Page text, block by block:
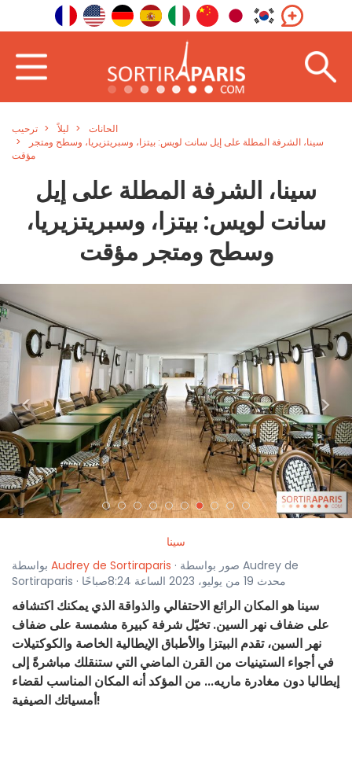
ترحيب ليلاً
الحانات
سينا، الشرفة المطلة على إيل سانت لويس: بيتزا، وسبريتزيريا، وسطح ومتجر
مؤقت
سينا، الشرفة المطلة على إيل
سانت لويس: بيتزا، وسبريتزيريا،
وسطح ومتجر مؤقت
< >
سينا
Audrey de Sortiraparis · صور بواسطة Audrey de
Sortiraparis · محدث 19 من يوليو، 2023 الساعة 8:24صباحًا
سينا هو المكان الرائع الاحتفالي والذواقة الذي يمكنك اكتشافه
على ضفاف نهر السين. تخيّل شرفة كبيرة مشمسة على ضفاف
نهر السين، تقدم البيتزا والأطباق الإيطالية الخاصة والكوكتيلات
في أجواء الستينيات من القرن الماضي التي ستنقلك مباشرةً إلى
إيطاليا دون مغادرة ماريه... من المؤكد أنه المكان المناسب لقضاء
أمسياتك الصيفية!